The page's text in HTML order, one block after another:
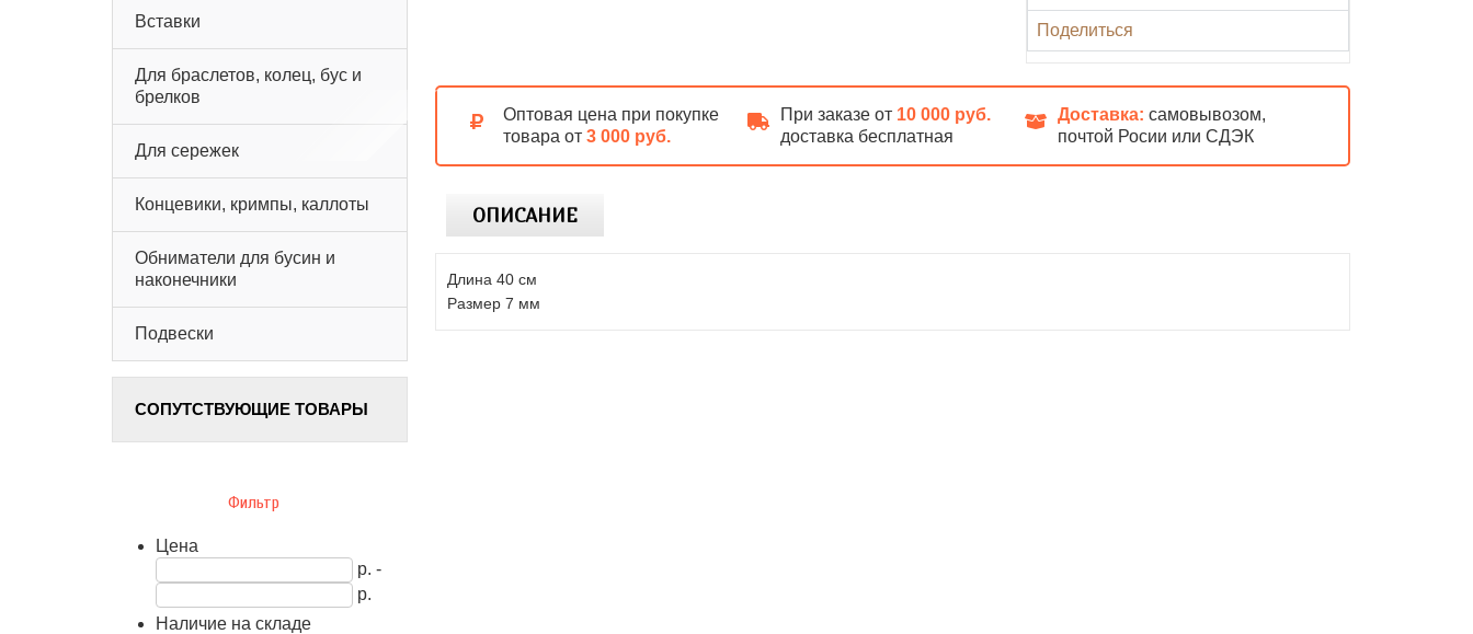
Вставки
Для браслетов, колец, бус и
брелков
Для сережек
Концевики, кримпы, каллоты
Обниматели для бусин и
наконечники
Подвески
СОПУТСТВУЮЩИЕ ТОВАРЫ
Фильтр
Цена
р. -
р.
Наличие на складе
Поделиться
Оптовая цена при покупке
товара от 3 000 руб.
При заказе от 10 000 руб.
доставка бесплатная
Доставка: самовывозом,
почтой Росии или СДЭК
ОПИСАНИЕ
Длина 40 см
Размер 7 мм